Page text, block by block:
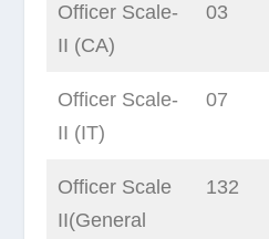
Officer Scale-
II (CA)
03
Officer Scale-
II (IT)
07
Officer Scale
II(General
132